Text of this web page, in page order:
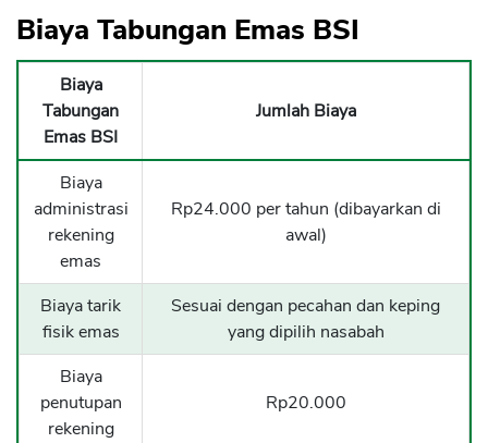
Biaya Tabungan Emas BSI
Biaya
Tabungan
Emas BSI
Jumlah Biaya
Biaya
administrasi
rekening
emas
Rp24.000 per tahun (dibayarkan di
awal)
Biaya tarik
fisik emas
Sesuai dengan pecahan dan keping
yang dipilih nasabah
Biaya
penutupan
rekening
Rp20.000